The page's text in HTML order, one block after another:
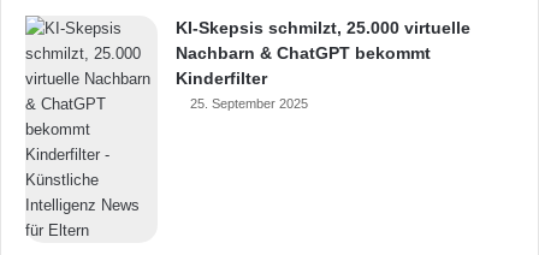
KI-Skepsis schmilzt, 25.000 virtuelle
Nachbarn & ChatGPT bekommt
Kinderfilter
25. September 2025